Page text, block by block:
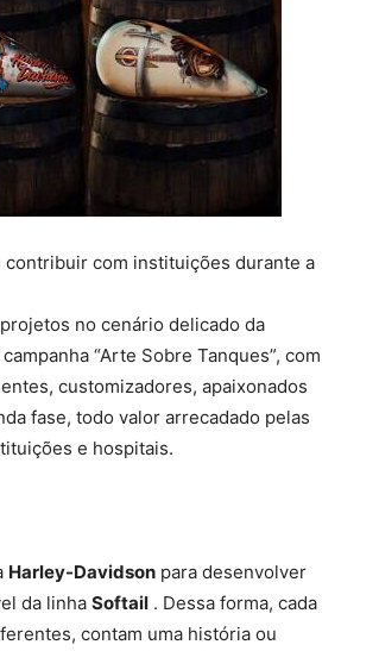
contribuir com instituições durante a
no cenário delicado da
“Arte Sobre Tanques”, com
customizadores, apaixonados
fase, todo valor arrecadado pelas
e hospitais.
Harley-Davidson para desenvolver
da linha Softail . Dessa forma, cada
contam uma história ou